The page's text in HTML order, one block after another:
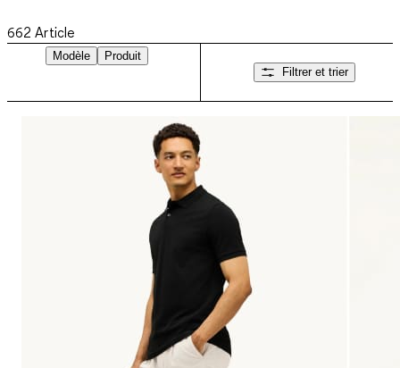
662 Article
Modèle
Produit
Filtrer et trier